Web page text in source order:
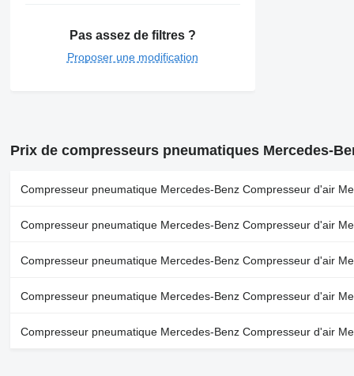
Pas assez de filtres ?
Proposer une modification
Prix de compresseurs pneumatiques Mercedes-
Compresseur pneumatique Mercedes-Benz Compresseur d'air
Compresseur pneumatique Mercedes-Benz Compresseur d'air
Compresseur pneumatique Mercedes-Benz Compresseur d'air
Compresseur pneumatique Mercedes-Benz Compresseur d'air
Compresseur pneumatique Mercedes-Benz Compresseur d'air